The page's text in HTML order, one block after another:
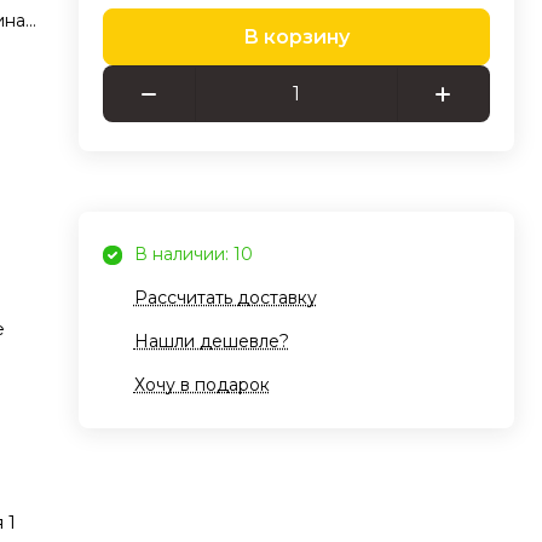
В корзину
В наличии: 10
Рассчитать доставку
Нашли дешевле?
Хочу в подарок